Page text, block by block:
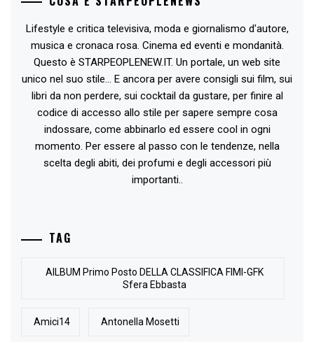
Lifestyle e critica televisiva, moda e giornalismo d'autore,
musica e cronaca rosa. Cinema ed eventi e mondanità.
Questo è STARPEOPLENEW.IT. Un portale, un web site
unico nel suo stile... E ancora per avere consigli sui film, sui
libri da non perdere, sui cocktail da gustare, per finire al
codice di accesso allo stile per sapere sempre cosa
indossare, come abbinarlo ed essere cool in ogni
momento. Per essere al passo con le tendenze, nella
scelta degli abiti, dei profumi e degli accessori più
importanti..
TAG
AlLBUM Primo Posto DELLA CLASSIFICA FIMI-GFK
Sfera Ebbasta
Amici14 Antonella Mosetti